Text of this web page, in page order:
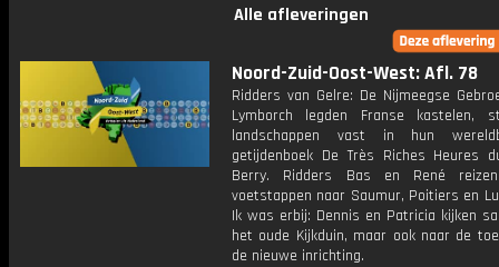
Alle afleveringen
Noord-Zuid-Oost-West: Afl. 78
Ridders van Gelre: De Nijmeegse
Lymborch legden Franse kastelen,
landschappen vast in hun
getijdenboek De Très Riches Heures
Berry. Ridders Bas en René
voetstappen naar Saumur, Poitiers en
Ik was erbij: Dennis en Patricia kijken
het oude Kijkduin, maar ook naar de
de nieuwe inrichting.